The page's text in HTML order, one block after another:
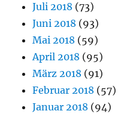
Juli 2018 (73)
Juni 2018 (93)
Mai 2018 (59)
April 2018 (95)
März 2018 (91)
Februar 2018 (57)
Januar 2018 (94)